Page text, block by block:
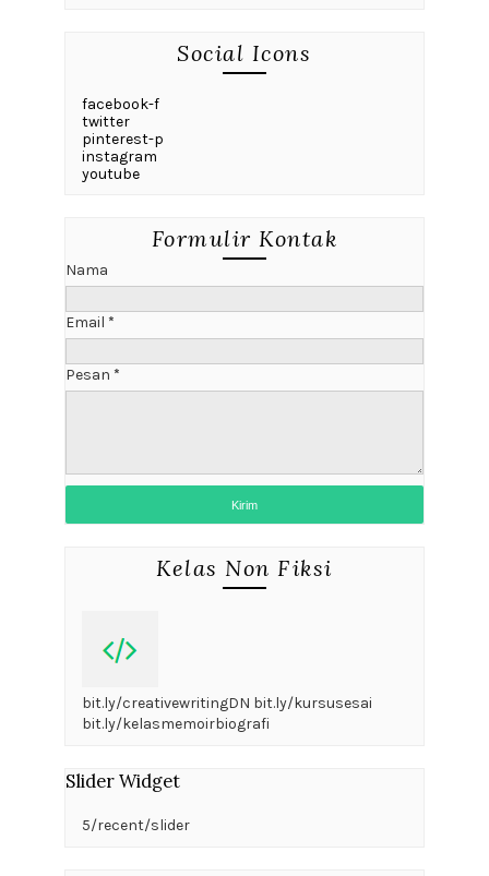
Social Icons
facebook-f
twitter
pinterest-p
instagram
youtube
Formulir Kontak
Nama
Email *
Pesan *
Kelas Non Fiksi
bit.ly/creativewritingDN bit.ly/kursusesai
bit.ly/kelasmemoirbiografi
Slider Widget
5/recent/slider